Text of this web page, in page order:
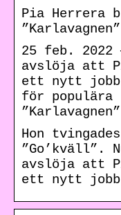
Pia Herrera
”Karlavagnen”
25 feb. 2022
avslöja att
ett nytt jobb
för populära
Hon
”Go’kväll”.
avslöja att
ett nytt jobb